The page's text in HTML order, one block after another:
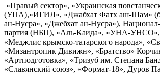
«Правый сектор», «Украинская
(УПА),«ИГИЛ», «Джабхат Фатх аш-Шам»
ан-Нусра», «Джебхат ан-Нусра»),
партия (НБП), «Аль-Каида», «УНА-УНСО»,
«Меджлис крымско-татарского народа»,
«Мизантропик Дивижн», «Братство»
«Артподготовка», «Тризуб им. Степана
«Славянский союз», «Формат-18», Дуров